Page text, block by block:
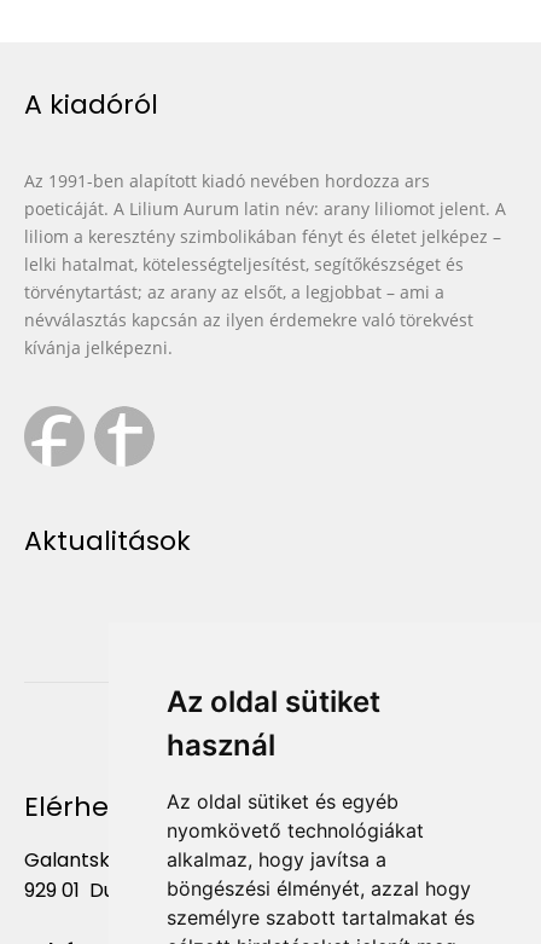
Az oldal sütiket
használ
Az oldal sütiket és egyéb
nyomkövető technológiákat
alkalmaz, hogy javítsa a
böngészési élményét, azzal hogy
személyre szabott tartalmakat és
A kiadóról
Az 1991-ben alapított kiadó nevében hordozza ars
poeticáját. A Lilium Aurum latin név: arany liliomot jelent. A
liliom a keresztény szimbolikában fényt és életet jelképez –
lelki hatalmat, kötelességteljesítést, segítőkészséget és
törvénytartást; az arany az elsőt, a legjobbat – ami a
névválasztás kapcsán az ilyen érdemekre való törekvést
kívánja jelképezni.
Aktualitások
Elérhetőség
Galantská cesta 658/2F
929 01 Dunajská Streda